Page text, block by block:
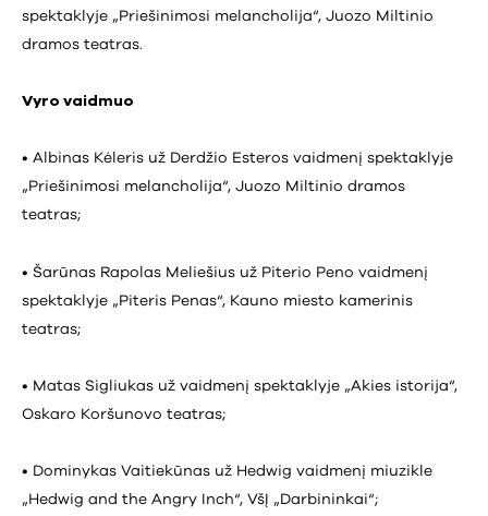
spektaklyje „Priešinimosi melancholija“, Juozo Miltinio
dramos teatras.
Vyro vaidmuo
• Albinas Kėleris už Derdžio Esteros vaidmenį spektaklyje
„Priešinimosi melancholija“, Juozo Miltinio dramos
teatras;
• Šarūnas Rapolas Meliešius už Piterio Peno vaidmenį
spektaklyje „Piteris Penas“, Kauno miesto kamerinis
teatras;
• Matas Sigliukas už vaidmenį spektaklyje „Akies istorija“,
Oskaro Koršunovo teatras;
• Dominykas Vaitiekūnas už Hedwig vaidmenį miuzikle
„Hedwig and the Angry Inch“, VšĮ „Darbininkai“;